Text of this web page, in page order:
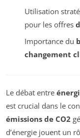
Utilisation
pour les offres
Importance du
changement
Le débat entre
est crucial dans le
émissions de CO2
d’énergie jouent un